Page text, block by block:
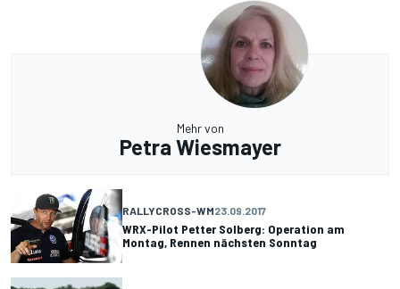
Mehr von
Petra Wiesmayer
RALLYCROSS-WM23.09.2017
WRX-Pilot Petter Solberg: Operation am
Montag, Rennen nächsten Sonntag